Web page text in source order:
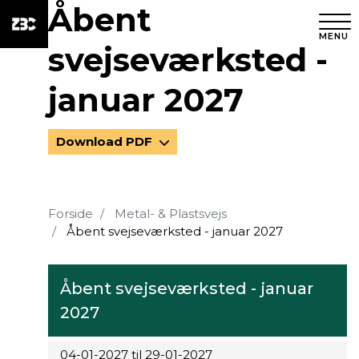
MENU
Åbent
svejseværksted -
januar 2027
Download PDF
Forside
Metal- & Plastsvejs
Åbent svejseværksted - januar 2027
Åbent svejseværksted - januar
2027
04-01-2027 til 29-01-2027